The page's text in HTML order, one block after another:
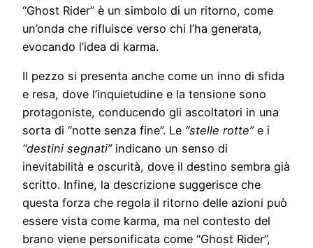
“Ghost Rider” è un simbolo di un ritorno, come
un’onda che rifluisce verso chi l’ha generata,
evocando l’idea di karma.
Il pezzo si presenta anche come un inno di sfida
e resa, dove l’inquietudine e la tensione sono
protagoniste, conducendo gli ascoltatori in una
sorta di “notte senza fine”. Le “stelle rotte”e i
“destini segnati”indicano un senso di
inevitabilità e oscurità, dove il destino sembra già
scritto. Infine, la descrizione suggerisce che
questa forza che regola il ritorno delle azioni può
essere vista come karma, ma nel contesto del
brano viene personificata come “Ghost Rider”,